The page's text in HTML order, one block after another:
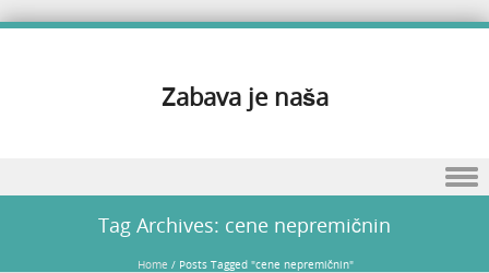
Zabava je naša
Tag Archives: cene nepremičnin
Home / Posts Tagged "cene nepremičnin"